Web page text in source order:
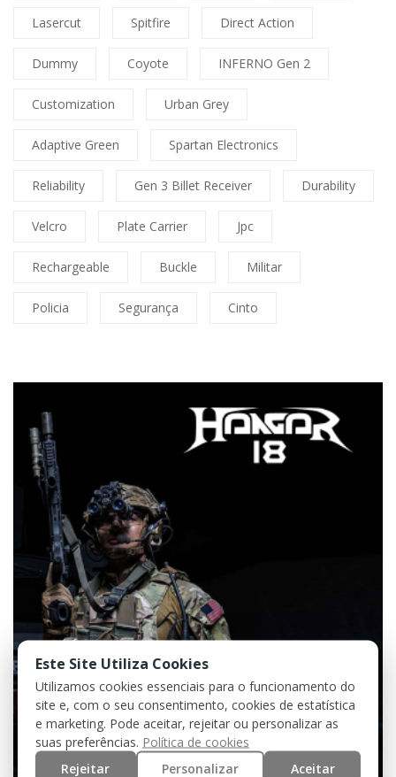
Lasercut Spitfire Direct Action
Dummy Coyote INFERNO Gen 2
Customization Urban Grey
Adaptive Green Spartan Electronics
Reliability Gen 3 Billet Receiver Durability
Velcro Plate Carrier Jpc
Rechargeable Buckle Militar
Policia Segurança Cinto
Este Site Utiliza Cookies
Utilizamos cookies essenciais para o funcionamento do
site e, com o seu consentimento, cookies de estatística
e marketing. Pode aceitar, rejeitar ou personalizar as
suas preferências. Política de cookies
Rejeitar
Personalizar Aceitar